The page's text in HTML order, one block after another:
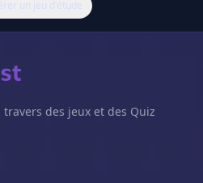
un jeu d'étude
des jeux et des Quiz